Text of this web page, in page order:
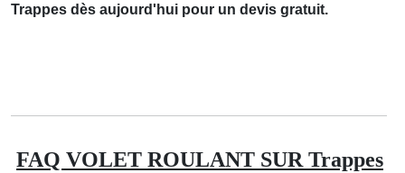
Trappes dès aujourd'hui pour un devis gratuit.
FAQ VOLET ROULANT SUR Trappes